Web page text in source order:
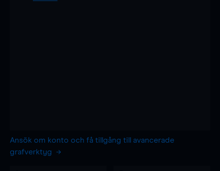
Ansök om konto och få tillgång till avancerade
grafverktyg